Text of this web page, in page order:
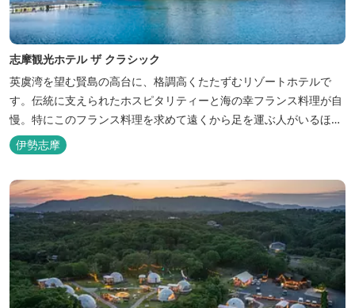
志摩観光ホテル ザ クラシック
英虞湾を望む賢島の高台に、格調高くたたずむリゾートホテルで
す。伝統に支えられたホスピタリティーと海の幸フランス料理が自
慢。特にこのフランス料理を求めて遠くから足を運ぶ人がいるほ
ど。洗練されたサービスに、寛ぎと至福のひとときを満喫してくだ
さい。 ※2016年6月7日リニューアルオープン
伊勢志摩